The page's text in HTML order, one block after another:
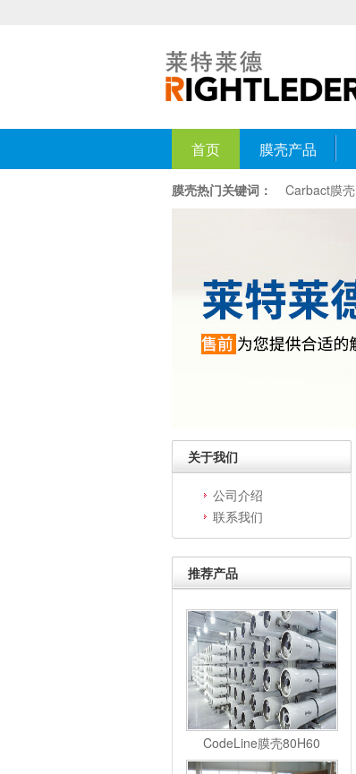
首页 膜壳产品
膜壳热门关键词： Carbact膜壳
关于我们
公司介绍
联系我们
推荐产品
CodeLine膜壳80H60